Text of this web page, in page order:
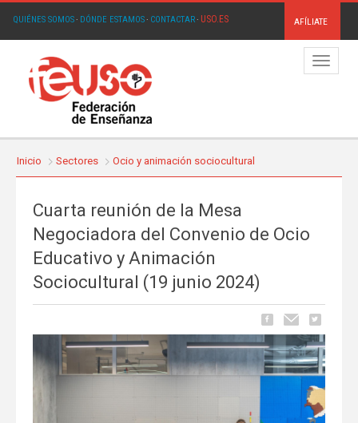
QUIÉNES SOMOS· DÓNDE ESTAMOS· CONTACTAR· USO.ES AFÍLIATE
Menú
Inicio Sectores Ocio y animación sociocultural
Cuarta reunión de la Mesa
Negociadora del Convenio de Ocio
Educativo y Animación
Sociocultural (19 junio 2024)